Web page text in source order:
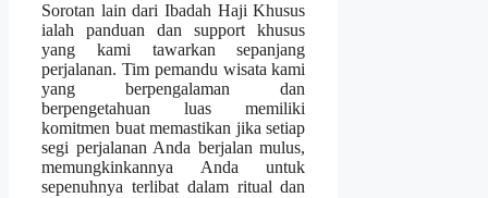
Sorotan lain dari Ibadah Haji Khusus
ialah panduan dan support khusus
yang kami tawarkan sepanjang
perjalanan. Tim pemandu wisata kami
yang berpengalaman dan
berpengetahuan luas memiliki
komitmen buat memastikan jika setiap
segi perjalanan Anda berjalan mulus,
memungkinkannya Anda untuk
sepenuhnya terlibat dalam ritual dan